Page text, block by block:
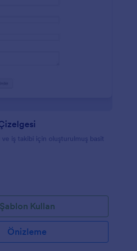
ve iş takibi için oluşturulmuş basit
Şablon Kullan
Önizleme